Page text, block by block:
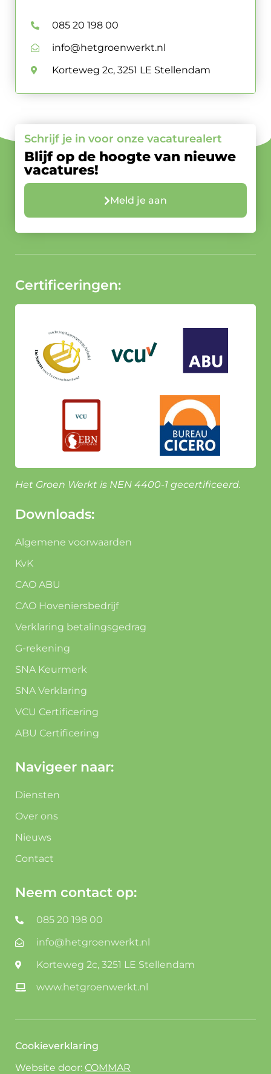
085 20 198 00
info@hetgroenwerkt.nl
Korteweg 2c, 3251 LE Stellendam
Schrijf je in voor onze vacaturealert
Blijf op de hoogte van nieuwe
vacatures!
Meld je aan
Certificeringen:
Het Groen Werkt is NEN 4400-1 gecertificeerd.
Downloads:
Algemene voorwaarden
KvK
CAO ABU
CAO Hoveniersbedrijf
Verklaring betalingsgedrag
G-rekening
SNA Keurmerk
SNA Verklaring
VCU Certificering
ABU Certificering
Navigeer naar:
Diensten
Over ons
Nieuws
Contact
Neem contact op:
085 20 198 00
info@hetgroenwerkt.nl
Korteweg 2c, 3251 LE Stellendam
www.hetgroenwerkt.nl
Cookieverklaring
Website door: COMMAR